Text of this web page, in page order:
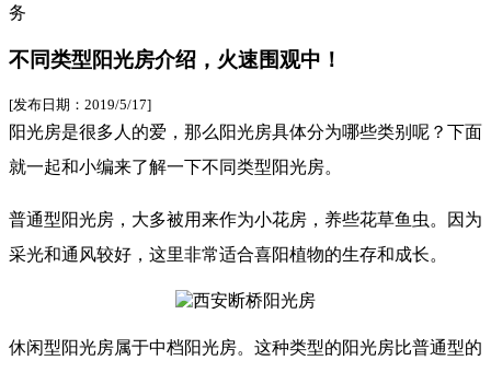
务
不同类型阳光房介绍，火速围观中！
[发布日期：2019/5/17]
阳光房是很多人的爱，那么阳光房具体分为哪些类别呢？下面
就一起和小编来了解一下不同类型阳光房。
普通型阳光房，大多被用来作为小花房，养些花草鱼虫。因为
采光和通风较好，这里非常适合喜阳植物的生存和成长。
休闲型阳光房属于中档阳光房。这种类型的阳光房比普通型的